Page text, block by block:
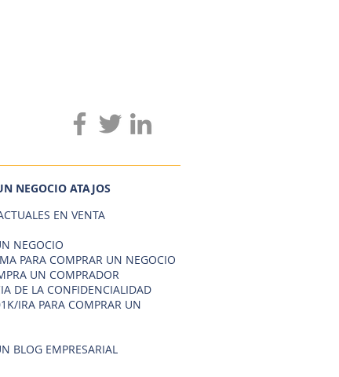
NEGOCIO ATAJOS
EN VENTA
NEGOCIO
PARA COMPRAR UN NEGOCIO
UN COMPRADOR
DE LA CONFIDENCIALIDAD
IRA PARA COMPRAR UN
BLOG EMPRESARIAL